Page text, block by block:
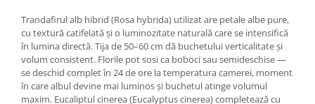
Trandafirul alb hibrid (Rosa hybrida) utilizat are petale albe pure,
cu textură catifelată și o luminozitate naturală care se intensifică
în lumina directă. Tija de 50–60 cm dă buchetului verticalitate și
volum consistent. Florile pot sosi ca boboci sau semideschise —
se deschid complet în 24 de ore la temperatura camerei, moment
în care albul devine mai luminos și buchetul atinge volumul
maxim. Eucaliptul cinerea (Eucalyptus cinerea) completează cu